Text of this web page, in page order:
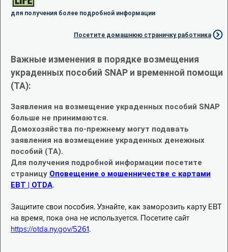
для получения более подробной информации
Посетите домашнюю страничку работника
Важные изменения в порядке возмещения
украденных пособий SNAP и временной помощи
(TA):
Заявления на возмещение украденных пособий SNAP
больше не принимаются.
Домохозяйства по-прежнему могут подавать
заявления на возмещение украденных денежных
пособий (TA).
Для получения подробной информации посетите
страницу Оповещение о мошенничестве с картами
EBT | OTDA.
Защитите свои пособия. Узнайте, как заморозить карту EBT
на время, пока она не используется. Посетите сайт
https://otda.ny.gov/5261 .